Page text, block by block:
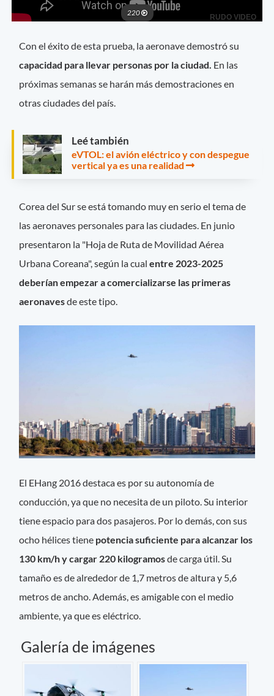
Con el éxito de esta prueba, la aeronave demostró su
capacidad para llevar personas por la ciudad. En las
próximas semanas se harán más demostraciones en
otras ciudades del país.
Leé también
eVTOL: el avión eléctrico y con despegue
vertical ya es una realidad
Corea del Sur se está tomando muy en serio el tema de
las aeronaves personales para las ciudades. En junio
presentaron la "Hoja de Ruta de Movilidad Aérea
Urbana Coreana", según la cualentre 2023-2025
deberían empezar a comercializarse las primeras
aeronavesde este tipo.
El EHang 2016 destaca es por su autonomía de
conducción, ya que no necesita de un piloto. Su interior
tiene espacio para dos pasajeros. Por lo demás, con sus
ocho hélices tiene potencia suficiente para alcanzar los
130 km/h y cargar 220 kilogramosde carga útil. Su
tamaño es de alrededor de 1,7 metros de altura y 5,6
metros de ancho. Además, es amigable con el medio
ambiente, ya que es eléctrico.
Galería de imágenes